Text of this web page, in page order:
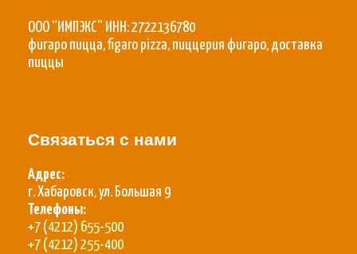
ООО “ИМПЭКС” ИНН: 2722136780
фигаро пицца, figaro pizza, пиццерия фигаро, доставка
пиццы
Связаться с нами
Адрес:
г. Хабаровск, ул. Большая 9
Телефоны:
+7 (4212) 655-500
+7 (4212) 255-400